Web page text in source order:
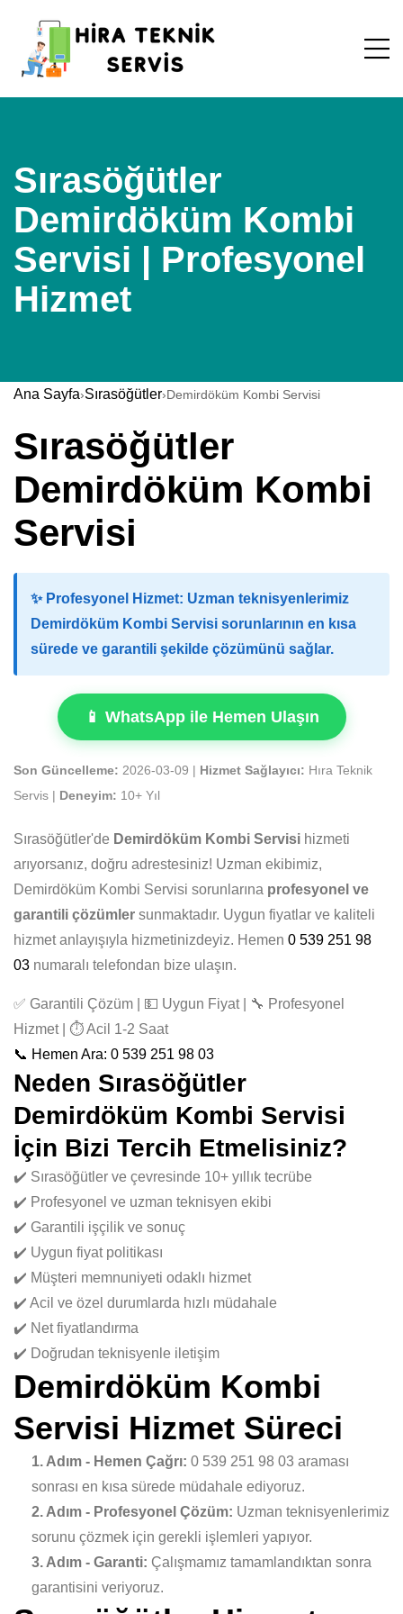
Sırasöğütler
Demirdöküm Kombi
Servisi | Profesyonel
Hizmet
Ana Sayfa›Sırasöğütler›Demirdöküm Kombi Servisi
Sırasöğütler
Demirdöküm Kombi
Servisi
✨ Profesyonel Hizmet: Uzman teknisyenlerimiz
Demirdöküm Kombi Servisi sorunlarının en kısa
sürede ve garantili şekilde çözümünü sağlar.
📱 WhatsApp ile Hemen Ulaşın
Son Güncelleme: 2026-03-09 | Hizmet Sağlayıcı: Hıra Teknik
Servis |
Deneyim: 10+ Yıl
Sırasöğütler'de Demirdöküm Kombi Servisi hizmeti
arıyorsanız, doğru adrestesiniz! Uzman ekibimiz,
Demirdöküm Kombi Servisi sorunlarına profesyonel ve
garantili çözümler sunmaktadır. Uygun fiyatlar ve kaliteli
hizmet anlayışıyla hizmetinizdeyiz. Hemen 0 539 251 98
03 numaralı telefondan bize ulaşın.
✅ Garantili Çözüm | 💵 Uygun Fiyat | 🔧 Profesyonel
Hizmet | ⏱️ Acil 1-2 Saat
📞 Hemen Ara: 0 539 251 98 03
Neden Sırasöğütler
Demirdöküm Kombi Servisi
İçin Bizi Tercih Etmelisiniz?
✔️ Sırasöğütler ve çevresinde 10+ yıllık tecrübe
✔️ Profesyonel ve uzman teknisyen ekibi
✔️ Garantili işçilik ve sonuç
✔️ Uygun fiyat politikası
✔️ Müşteri memnuniyeti odaklı hizmet
✔️ Acil ve özel durumlarda hızlı müdahale
✔️ Net fiyatlandırma
✔️ Doğrudan teknisyenle iletişim
Demirdöküm Kombi
Servisi Hizmet Süreci
1. Adım - Hemen Çağrı: 0 539 251 98 03 araması
sonrası en kısa sürede müdahale ediyoruz.
2. Adım - Profesyonel Çözüm: Uzman teknisyenlerimiz
sorunu çözmek için gerekli işlemleri yapıyor.
3. Adım - Garanti: Çalışmamız tamamlandıktan sonra
garantisini veriyoruz.